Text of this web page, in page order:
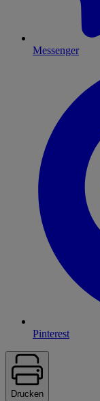
Messenger
Pinterest
Drucken